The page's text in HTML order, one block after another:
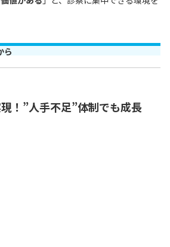
ら
！”人手不足”体制でも成長